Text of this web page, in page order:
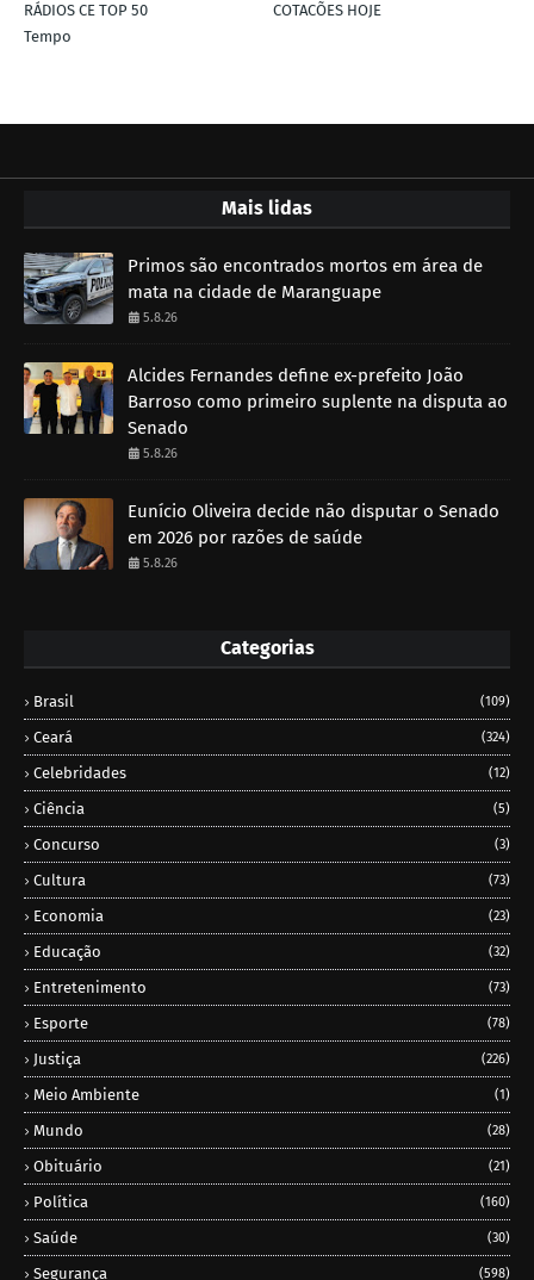
RÁDIOS CE TOP 50
COTACÕES HOJE
Tempo
Mais lidas
Primos são encontrados mortos em área de
mata na cidade de Maranguape
5.8.26
Alcides Fernandes define ex-prefeito João
Barroso como primeiro suplente na disputa ao
Senado
5.8.26
Eunício Oliveira decide não disputar o Senado
em 2026 por razões de saúde
5.8.26
Categorias
Brasil (109)
Ceará (324)
Celebridades (12)
Ciência (5)
Concurso (3)
Cultura (73)
Economia (23)
Educação (32)
Entretenimento (73)
Esporte (78)
Justiça (226)
Meio Ambiente (1)
Mundo (28)
Obituário (21)
Política (160)
Saúde (30)
Segurança (598)